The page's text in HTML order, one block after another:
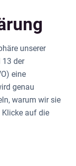
unserer
13 der
eine
genau
warum wir sie
auf die